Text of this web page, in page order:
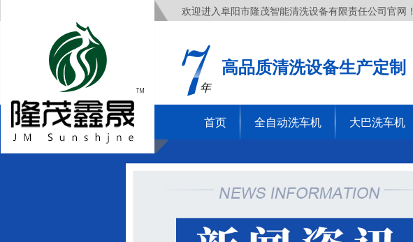
欢迎进入阜阳市隆茂智能清洗设备有限责任公司官网！
年
高品质清洗设备生产定制
首页 全自动洗车机 大巴洗车机